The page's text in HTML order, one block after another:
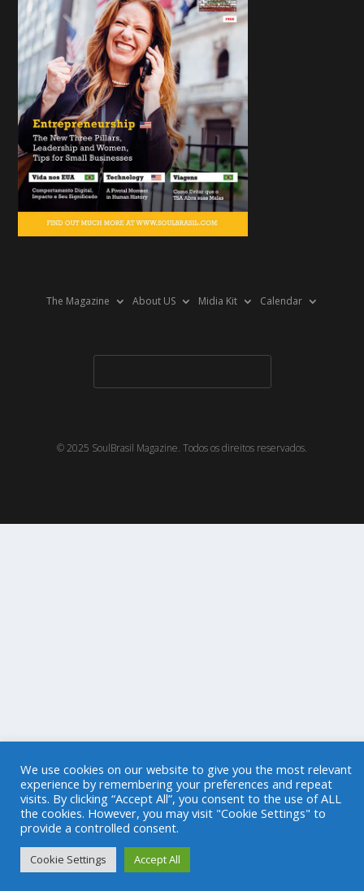
The Magazine About US Midia Kit Calendar
© 2025 SoulBrasil Magazine. Todos os direitos reservados.
We use cookies on our website to give you the most relevant
experience by remembering your preferences and repeat
visits. By clicking “Accept All”, you consent to the use of ALL
the cookies. However, you may visit "Cookie Settings" to
provide a controlled consent.
Cookie Settings Accept All